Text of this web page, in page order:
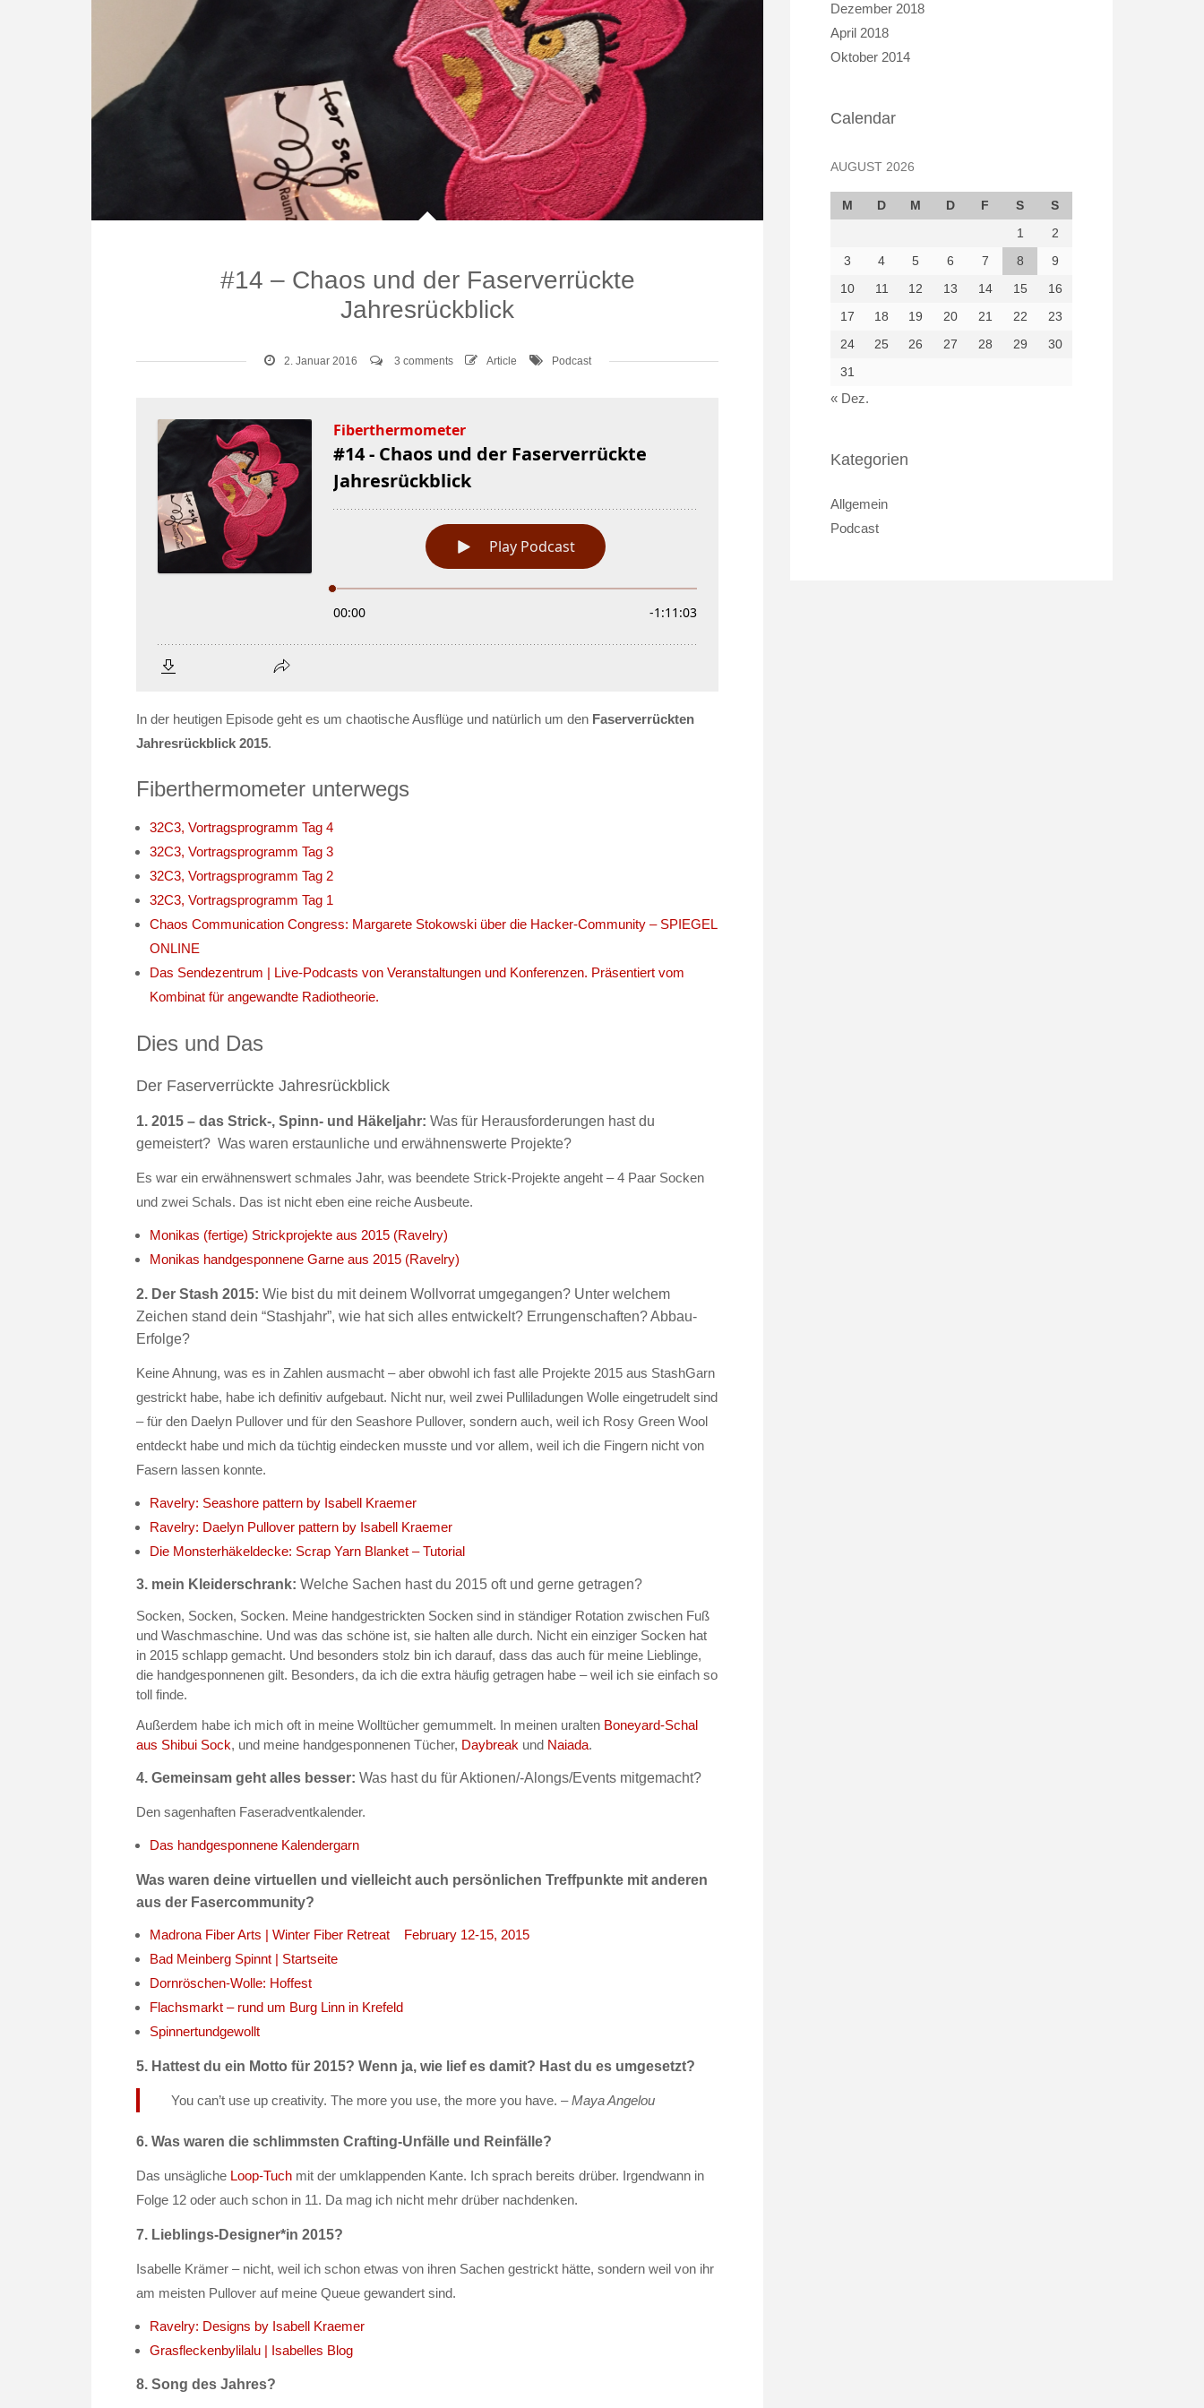
#14 – Chaos und der Faserverrückte
Jahresrückblick
2. Januar 2016 3 comments Article Podcast
In der heutigen Episode geht es um chaotische Ausflüge und natürlich um den Faserverrückten
Jahresrückblick 2015.
Fiberthermometer unterwegs
32C3, Vortragsprogramm Tag 4
32C3, Vortragsprogramm Tag 3
32C3, Vortragsprogramm Tag 2
32C3, Vortragsprogramm Tag 1
Chaos Communication Congress: Margarete Stokowski über die Hacker-Community – SPIEGEL
ONLINE
Das Sendezentrum | Live-Podcasts von Veranstaltungen und Konferenzen. Präsentiert vom
Kombinat für angewandte Radiotheorie.
Dies und Das
Der Faserverrückte Jahresrückblick
1. 2015 – das Strick-, Spinn- und Häkeljahr: Was für Herausforderungen hast du
gemeistert? Was waren erstaunliche und erwähnenswerte Projekte?
Es war ein erwähnenswert schmales Jahr, was beendete Strick-Projekte angeht – 4 Paar Socken
und zwei Schals. Das ist nicht eben eine reiche Ausbeute.
Monikas (fertige) Strickprojekte aus 2015 (Ravelry)
Monikas handgesponnene Garne aus 2015 (Ravelry)
2. Der Stash 2015: Wie bist du mit deinem Wollvorrat umgegangen? Unter welchem
Zeichen stand dein “Stashjahr”, wie hat sich alles entwickelt? Errungenschaften? Abbau-
Erfolge?
Keine Ahnung, was es in Zahlen ausmacht – aber obwohl ich fast alle Projekte 2015 aus StashGarn
gestrickt habe, habe ich definitiv aufgebaut. Nicht nur, weil zwei Pulliladungen Wolle eingetrudelt sind
– für den Daelyn Pullover und für den Seashore Pullover, sondern auch, weil ich Rosy Green Wool
entdeckt habe und mich da tüchtig eindecken musste und vor allem, weil ich die Fingern nicht von
Fasern lassen konnte.
Ravelry: Seashore pattern by Isabell Kraemer
Ravelry: Daelyn Pullover pattern by Isabell Kraemer
Die Monsterhäkeldecke: Scrap Yarn Blanket – Tutorial
3. mein Kleiderschrank: Welche Sachen hast du 2015 oft und gerne getragen?
Socken, Socken, Socken. Meine handgestrickten Socken sind in ständiger Rotation zwischen Fuß
und Waschmaschine. Und was das schöne ist, sie halten alle durch. Nicht ein einziger Socken hat
in 2015 schlapp gemacht. Und besonders stolz bin ich darauf, dass das auch für meine Lieblinge,
die handgesponnenen gilt. Besonders, da ich die extra häufig getragen habe – weil ich sie einfach so
toll finde.
Außerdem habe ich mich oft in meine Wolltücher gemummelt. In meinen uralten Boneyard-Schal
aus Shibui Sock, und meine handgesponnenen Tücher, Daybreak und Naiada.
4. Gemeinsam geht alles besser: Was hast du für Aktionen/-Alongs/Events mitgemacht?
Den sagenhaften Faseradventkalender.
Das handgesponnene Kalendergarn
Was waren deine virtuellen und vielleicht auch persönlichen Treffpunkte mit anderen
aus der Fasercommunity?
Madrona Fiber Arts | Winter Fiber Retreat February 12-15, 2015
Bad Meinberg Spinnt | Startseite
Dornröschen-Wolle: Hoffest
Flachsmarkt – rund um Burg Linn in Krefeld
Spinnertundgewollt
5. Hattest du ein Motto für 2015? Wenn ja, wie lief es damit? Hast du es umgesetzt?
You can’t use up creativity. The more you use, the more you have. –Maya Angelou
6. Was waren die schlimmsten Crafting-Unfälle und Reinfälle?
Das unsägliche Loop-Tuch mit der umklappenden Kante. Ich sprach bereits drüber. Irgendwann in
Folge 12 oder auch schon in 11. Da mag ich nicht mehr drüber nachdenken.
7. Lieblings-Designer*in 2015?
Isabelle Krämer – nicht, weil ich schon etwas von ihren Sachen gestrickt hätte, sondern weil von ihr
am meisten Pullover auf meine Queue gewandert sind.
Ravelry: Designs by Isabell Kraemer
Grasfleckenbylilalu | Isabelles Blog
8. Song des Jahres?
Dezember 2018
April 2018
Oktober 2014
Calendar
AUGUST 2026
M D M D F S
S
1
2
3
4 5 6 7 8
9
10
11 12 13 14 15
16
17
18 19 20 21 22
23
24
25 26 27 28 29
30
31
« Dez.
Kategorien
Allgemein
Podcast